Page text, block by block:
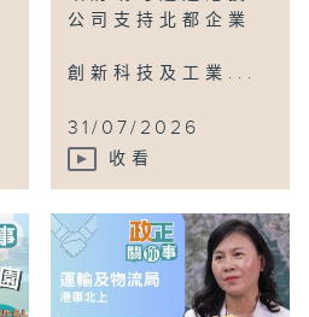
公司支持北都企業
創新科技及工業...
31/07/2026
收看